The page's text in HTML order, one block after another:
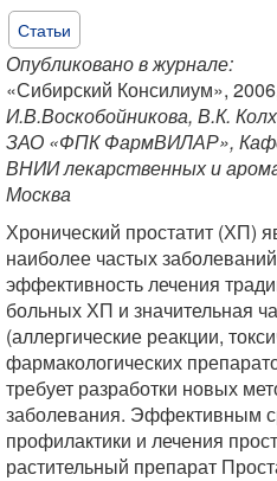
Статьи
Опубликовано в журнале:
«Сибирский Консилиум»,
И.В.Воскобойникова, В.К.
ЗАО «ФПК ФармВИЛАР»,
ВНИИ лекарственных и
Москва
Хронический простатит (ХП)
наиболее частых
эффективность лечения
больных ХП и значительная
(аллергические реакции,
фармакологических
требует разработки новых
заболевания. Эффективным
профилактики и лечения
растительный препарат